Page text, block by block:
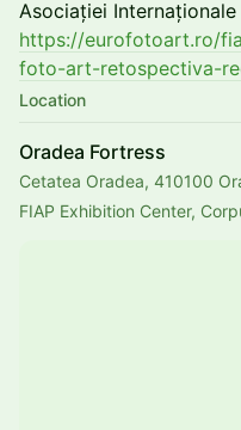
Asociației Internaționale
https://eurofotoart.ro/
foto-art-retospectiva-
Location
Oradea Fortress
Cetatea Oradea, 410100
FIAP Exhibition Center,